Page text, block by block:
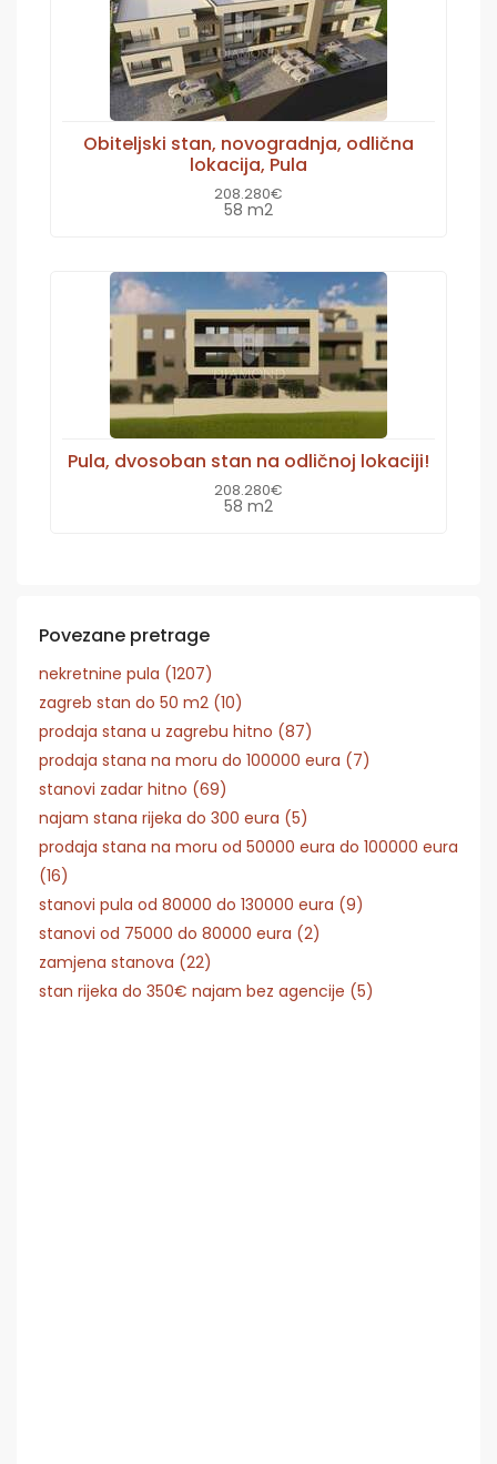
Obiteljski stan, novogradnja, odlična
lokacija, Pula
208.280€
58 m2
Pula, dvosoban stan na odličnoj lokaciji!
208.280€
58 m2
Povezane pretrage
nekretnine pula (1207)
zagreb stan do 50 m2 (10)
prodaja stana u zagrebu hitno (87)
prodaja stana na moru do 100000 eura (7)
stanovi zadar hitno (69)
najam stana rijeka do 300 eura (5)
prodaja stana na moru od 50000 eura do 100000 eura
(16)
stanovi pula od 80000 do 130000 eura (9)
stanovi od 75000 do 80000 eura (2)
zamjena stanova (22)
stan rijeka do 350€ najam bez agencije (5)